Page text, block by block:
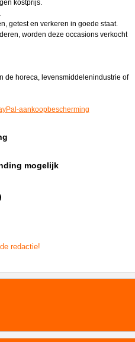
kostprijs.
getest en verkeren in goede staat.
worden deze occasions verkocht
de horeca, levensmiddelenindustrie of
aankoopbescherming
mogelijk
redactie!